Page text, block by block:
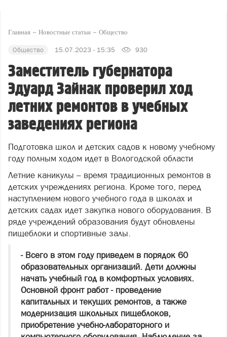
Главная Новостные статьи Общество
Общество 15.07.2023 - 15:35 930
Заместитель губернатора
Эдуард Зайнак проверил ход
летних ремонтов в учебных
заведениях региона
Подготовка школ и детских садов к новому учебному
году полным ходом идет в Вологодской области
Летние каникулы – время традиционных ремонтов в
детских учреждениях региона. Кроме того, перед
наступлением нового учебного года в школах и
детских садах идет закупка нового оборудования. В
ряде учреждений образования будут обновлены
пищеблоки и спортивные залы.
- Всего в этом году приведем в порядок 60
образовательных организаций. Дети должны
начать учебный год в комфортных условиях.
Основной фронт работ - проведение
капитальных и текущих ремонтов, а также
модернизация школьных пищеблоков,
приобретение учебно-лабораторного и